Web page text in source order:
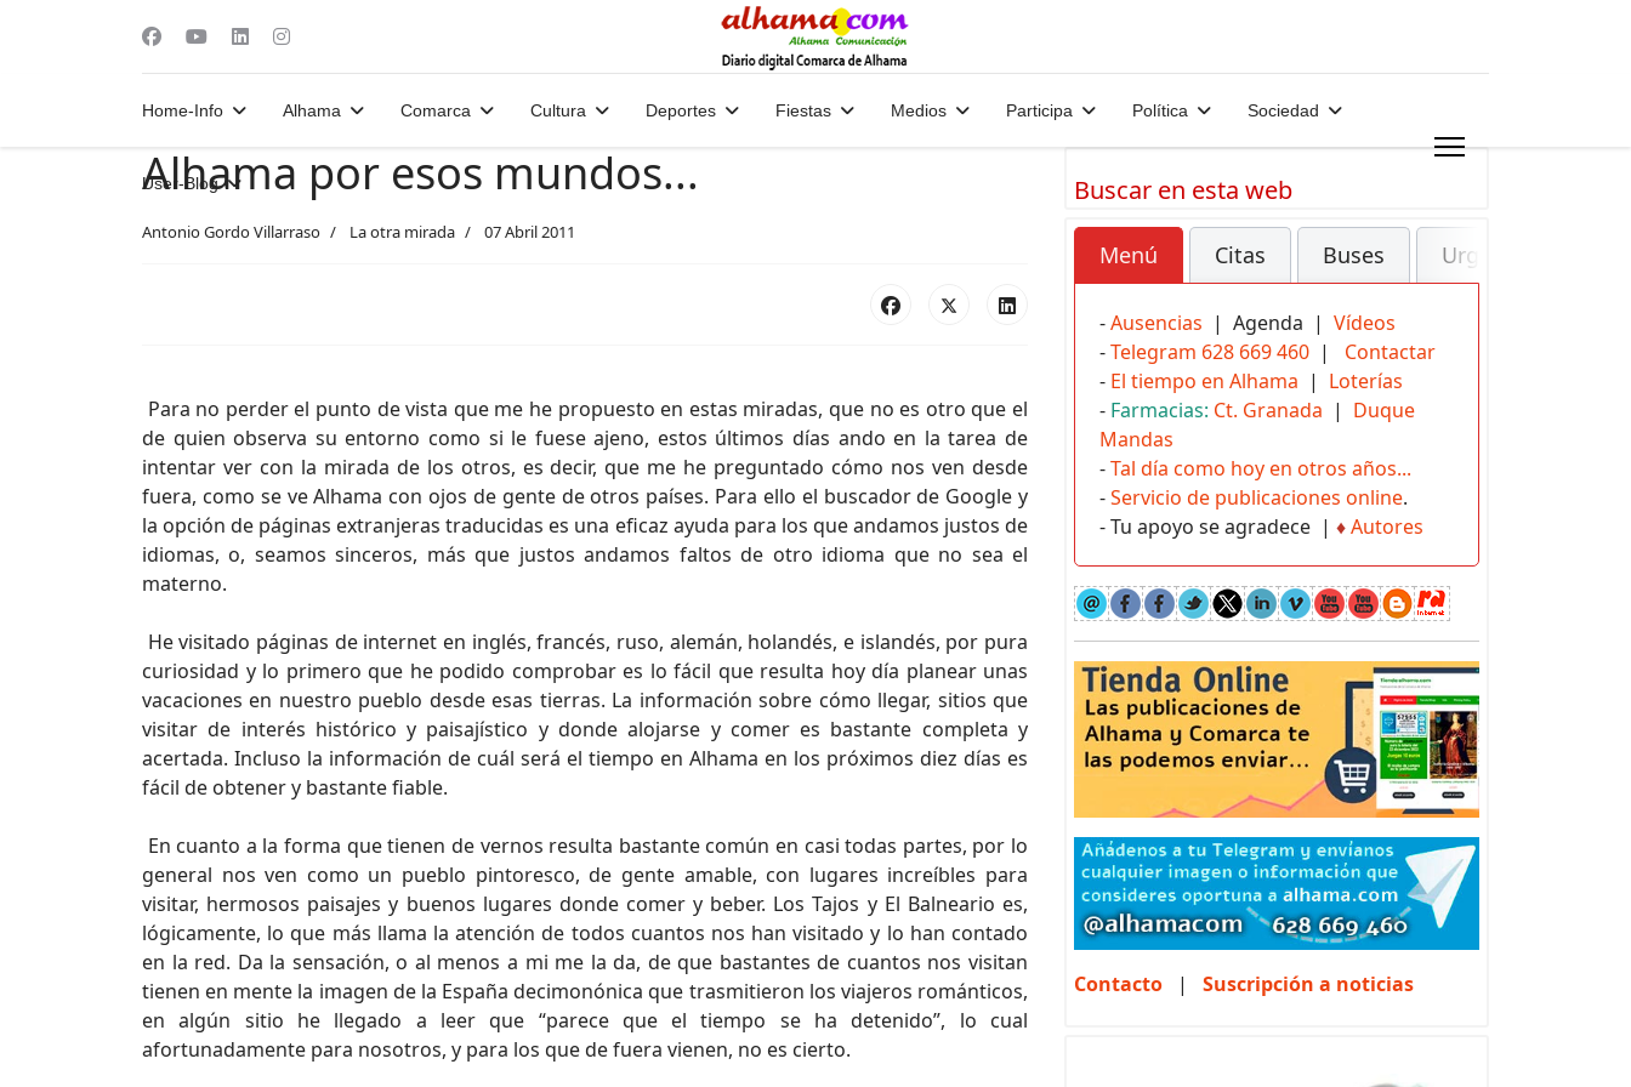
Home-Info Alhama Comarca Cultura Deportes Fiestas Medios Participa Política Sociedad
User-Blog
Alhama por esos mundos...
Antonio Gordo Villarraso La otra mirada 07 Abril 2011
Para no perder el punto de vista que me he propuesto en estas miradas, que no es otro que el
de quien observa su entorno como si le fuese ajeno, estos últimos días ando en la tarea de
intentar ver con la mirada de los otros, es decir, que me he preguntado cómo nos ven desde
fuera, como se ve Alhama con ojos de gente de otros países. Para ello el buscador de Google y
la opción de páginas extranjeras traducidas es una eficaz ayuda para los que andamos justos de
idiomas, o, seamos sinceros, más que justos andamos faltos de otro idioma que no sea el
materno.
He visitado páginas de internet en inglés, francés, ruso, alemán, holandés, e islandés, por pura
curiosidad y lo primero que he podido comprobar es lo fácil que resulta hoy día planear unas
vacaciones en nuestro pueblo desde esas tierras. La información sobre cómo llegar, sitios que
visitar de interés histórico y paisajístico y donde alojarse y comer es bastante completa y
acertada. Incluso la información de cuál será el tiempo en Alhama en los próximos diez días es
fácil de obtener y bastante fiable.
En cuanto a la forma que tienen de vernos resulta bastante común en casi todas partes, por lo
general nos ven como un pueblo pintoresco, de gente amable, con lugares increíbles para
visitar, hermosos paisajes y buenos lugares donde comer y beber. Los Tajos y El Balneario es,
lógicamente, lo que más llama la atención de todos cuantos nos han visitado y lo han contado
en la red. Da la sensación, o al menos a mi me la da, de que bastantes de cuantos nos visitan
tienen en mente la imagen de la España decimonónica que trasmitieron los viajeros románticos,
en algún sitio he llegado a leer que “parece que el tiempo se ha detenido”, lo cual
afortunadamente para nosotros, y para los que de fuera vienen, no es cierto.
Buscar en esta web
Menú Citas Buses Urgencias
-Ausencias | Agenda | Vídeos
-Telegram 628 669 460 | Contactar
- El tiempo en Alhama | Loterías
- Farmacias: Ct. Granada | Duque
Mandas
-Tal día como hoy en otros años...
-Servicio de publicaciones online.
- Tu apoyo se agradece | ♦Autores
Contacto | Suscripción a noticias